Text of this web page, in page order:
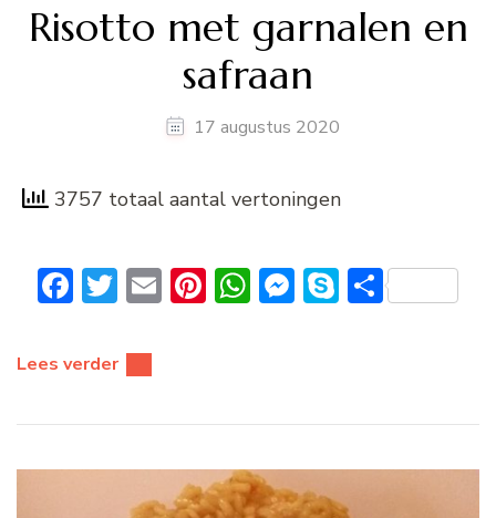
Risotto met garnalen en
safraan
17 augustus 2020
3757 totaal aantal vertoningen
Facebook
Twitter
EmailPinterest
WhatsApp
Messenger
Skype
Delen
Lees verder